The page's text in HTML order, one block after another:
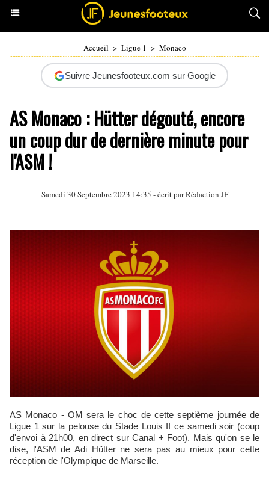
Accueil > Ligue 1 > Monaco
Suivre Jeunesfooteux.com sur Google
AS Monaco : Hütter dégouté, encore
un coup dur de dernière minute pour
l'ASM !
Samedi 30 Septembre 2023 14:35 - écrit par Rédaction JF
AS Monaco - OM sera le choc de cette septième journée de
Ligue 1 sur la pelouse du Stade Louis II ce samedi soir (coup
d'envoi à 21h00, en direct sur Canal + Foot). Mais qu'on se le
dise, l'ASM de Adi Hütter ne sera pas au mieux pour cette
réception de l'Olympique de Marseille.